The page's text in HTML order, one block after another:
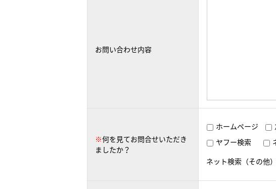
お問い合わせ内容
※何を見てお問合せいただき
ましたか？
ホームページ
ヤフー検索
ネット検索（その他